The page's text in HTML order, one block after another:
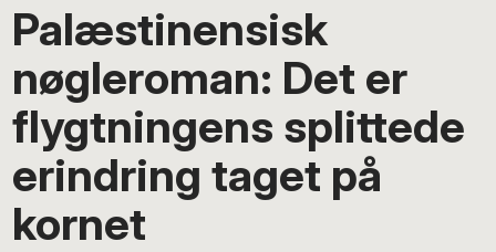
Palæstinensisk
nøgleroman: Det er
flygtningens splittede
erindring taget på
kornet